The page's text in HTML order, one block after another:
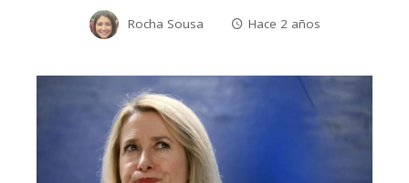
Rocha Sousa Hace 2 años